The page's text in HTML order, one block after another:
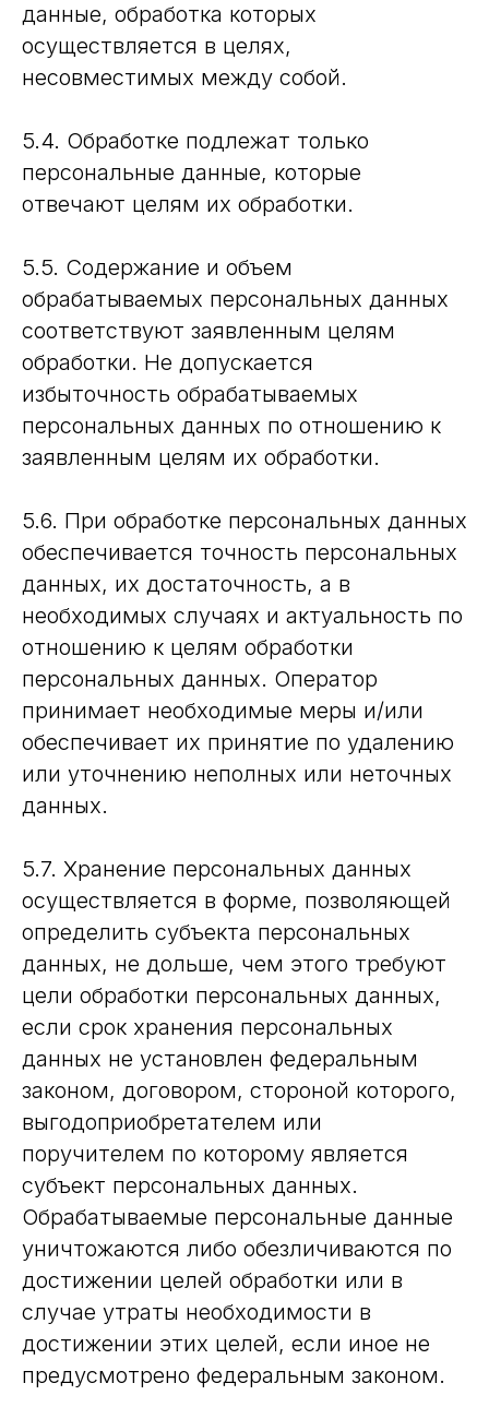
данные, обработка которых
осуществляется в целях,
несовместимых между собой.
5.4. Обработке подлежат только
персональные данные, которые
отвечают целям их обработки.
5.5. Содержание и объем
обрабатываемых персональных данных
соответствуют заявленным целям
обработки. Не допускается
избыточность обрабатываемых
персональных данных по отношению к
заявленным целям их обработки.
5.6. При обработке персональных данных
обеспечивается точность персональных
данных, их достаточность, а в
необходимых случаях и актуальность по
отношению к целям обработки
персональных данных. Оператор
принимает необходимые меры и/или
обеспечивает их принятие по удалению
или уточнению неполных или неточных
данных.
5.7. Хранение персональных данных
осуществляется в форме, позволяющей
определить субъекта персональных
данных, не дольше, чем этого требуют
цели обработки персональных данных,
если срок хранения персональных
данных не установлен федеральным
законом, договором, стороной которого,
выгодоприобретателем или
поручителем по которому является
субъект персональных данных.
Обрабатываемые персональные данные
уничтожаются либо обезличиваются по
достижении целей обработки или в
случае утраты необходимости в
достижении этих целей, если иное не
предусмотрено федеральным законом.